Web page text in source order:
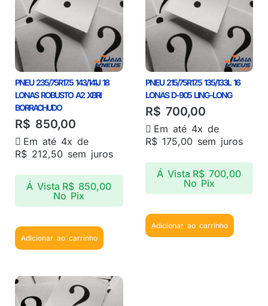
PNEU 235/75R17.5 143/141J 18
LONAS ROBUSTO A2 XBRI
BORRACHUDO
R$ 850,00
Em até 4x de
R$ 212,50 sem juros
Á Vista R$ 850,00
No Pix
Adicionar ao carrinho
PNEU 215/75R17.5 135/133L 16
LONAS D-905 LING-LONG
R$ 700,00
Em até 4x de
R$175,00 sem juros
Á Vista R$ 700,00
No Pix
Adicionar ao carrinho